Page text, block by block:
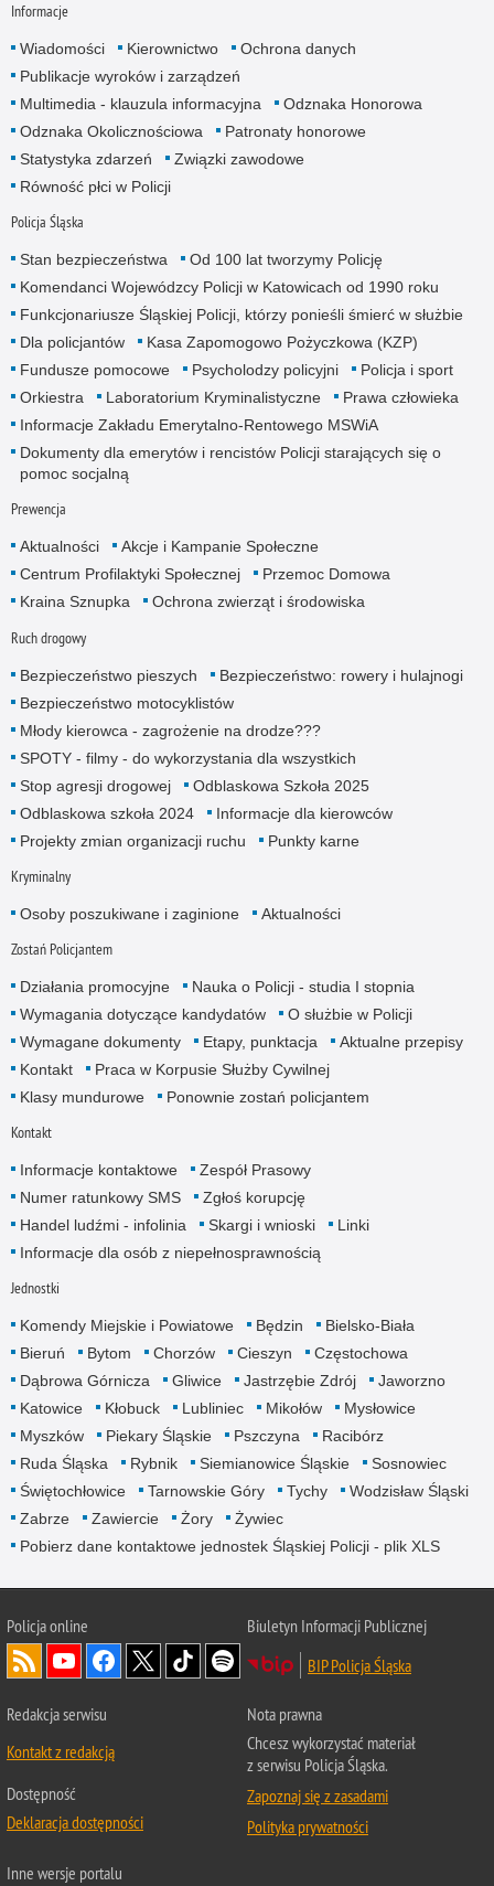
Informacje
Wiadomości Kierownictwo
Ochrona danych
Publikacje wyroków i zarządzeń
Multimedia - klauzula informacyjna
Odznaka Honorowa
Odznaka Okolicznościowa
Patronaty honorowe
Statystyka zdarzeń
Związki zawodowe
Równość płci w Policji
Policja Śląska
Stan bezpieczeństwa
Od 100 lat tworzymy Policję
Komendanci Wojewódzcy Policji w Katowicach od 1990 roku
Funkcjonariusze Śląskiej Policji, którzy ponieśli śmierć w służbie
Dla policjantów
Kasa Zapomogowo Pożyczkowa (KZP)
Fundusze pomocowe
Psycholodzy policyjni
Policja i sport
Orkiestra
Laboratorium Kryminalistyczne
Prawa człowieka
Informacje Zakładu Emerytalno-Rentowego MSWiA
Dokumenty dla emerytów i rencistów Policji starających się o
pomoc socjalną
Prewencja
Aktualności
Akcje i Kampanie Społeczne
Centrum Profilaktyki Społecznej
Przemoc Domowa
Kraina Sznupka
Ochrona zwierząt i środowiska
Ruch drogowy
Bezpieczeństwo pieszych
Bezpieczeństwo: rowery i hulajnogi
Bezpieczeństwo motocyklistów
Młody kierowca - zagrożenie na drodze???
SPOTY - filmy - do wykorzystania dla wszystkich
Stop agresji drogowej
Odblaskowa Szkoła 2025
Odblaskowa szkoła 2024
Informacje dla kierowców
Projekty zmian organizacji ruchu
Punkty karne
Kryminalny
Osoby poszukiwane i zaginione Aktualności
Zostań Policjantem
Działania promocyjne
Nauka o Policji - studia I stopnia
Wymagania dotyczące kandydatów
O służbie w Policji
Wymagane dokumenty
Etapy, punktacja
Aktualne przepisy
Kontakt
Praca w Korpusie Służby Cywilnej
Klasy mundurowe
Ponownie zostań policjantem
Kontakt
Informacje kontaktowe
Zespół Prasowy
Numer ratunkowy SMS
Zgłoś korupcję
Handel ludźmi - infolinia
Skargi i wnioski
Linki
Informacje dla osób z niepełnosprawnością
Jednostki
Komendy Miejskie i Powiatowe Będzin
Bielsko-Biała
Bieruń
Bytom Chorzów Cieszyn
Częstochowa
Dąbrowa Górnicza
Gliwice Jastrzębie Zdrój
Jaworzno
Katowice
Kłobuck Lubliniec Mikołów
Mysłowice
Myszków
Piekary Śląskie Pszczyna
Racibórz
Ruda Śląska
Rybnik Siemianowice Śląskie
Sosnowiec
Świętochłowice
Tarnowskie Góry Tychy
Wodzisław Śląski
Zabrze
Zawiercie Żory
Żywiec
Pobierz dane kontaktowe jednostek Śląskiej Policji - plik XLS
Policja online
Biuletyn Informacji Publicznej
BIP Policja Śląska
Redakcja serwisu
Kontakt z redakcją
Dostępność
Deklaracja dostępności
Nota prawna
Chcesz wykorzystać materiał
z serwisu Policja Śląska.
Zapoznaj się z zasadami
Polityka prywatności
Inne wersje portalu